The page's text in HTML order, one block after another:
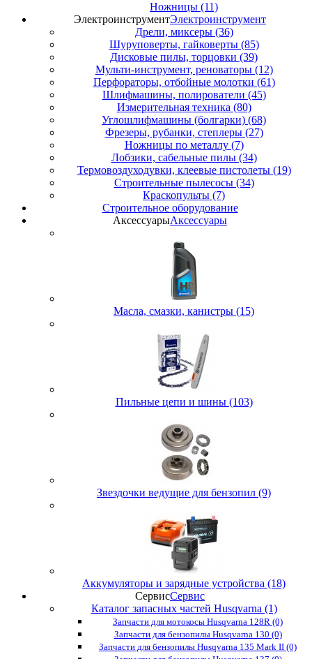
Ножницы (11)
ЭлектроинструментЭлектроинструмент
Дрели, миксеры (36)
Шуруповерты, гайковерты (85)
Дисковые пилы, торцовки (39)
Мульти-инструмент, реноваторы (12)
Перфораторы, отбойные молотки (61)
Шлифмашины, полирователи (45)
Измерительная техника (80)
Углошлифмашины (болгарки) (68)
Фрезеры, рубанки, степлеры (27)
Ножницы по металлу (7)
Лобзики, сабельные пилы (34)
Термовоздуходувки, клеевые пистолеты (19)
Строительные пылесосы (34)
Краскопульты (7)
Строительное оборудование
АксессуарыАксессуары
Масла, смазки, канистры (15)
Пильные цепи и шины (103)
Звездочки ведущие для бензопил (9)
Аккумуляторы и зарядные устройства (18)
СервисСервис
Каталог запасных частей Husqvarna (1)
Запчасти для мотокосы Husqvarna 128R (0)
Запчасти для бензопилы Husqvarna 130 (0)
Запчасти для бензопилы Husqvarna 135 Mark II (0)